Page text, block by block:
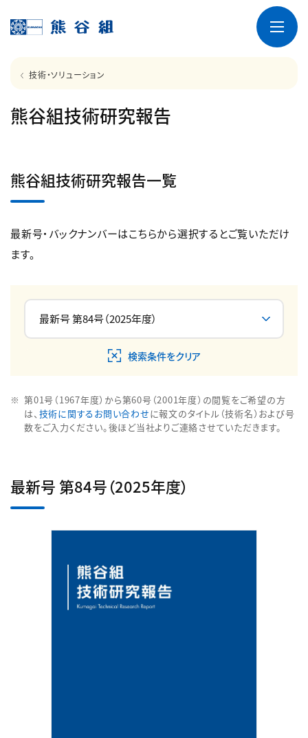
技術・ソリューション
熊谷組技術研究報告
熊谷組技術研究報告一覧
最新号・バックナンバーはこちらから選択するとご覧いただけ
ます。
検索条件をクリア
第01号（1967年度）から第60号（2001年度）の閲覧をご希望の方
は、 技術に関するお問い合わせに報文のタイトル（技術名）および号
数をご入力ください。後ほど当社よりご連絡させていただきます。
最新号 第84号（2025年度）